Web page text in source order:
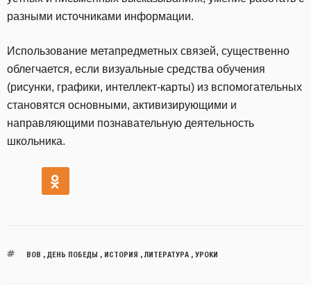
разными источниками информации.
Использование метапредметных связей, существенно
облегчается, если визуальные средства обучения
(рисунки, графики, интеллект-карты) из вспомогательных
становятся основными, активизирующими и
направляющими познавательную деятельность
школьника.
ВОВ , ДЕНЬ ПОБЕДЫ , ИСТОРИЯ ,ЛИТЕРАТУРА, УРОКИ